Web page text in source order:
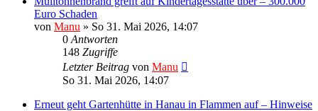
Euro Schaden
von Manu » So 31. Mai 2026, 14:07
0 Antworten
148 Zugriffe
Letzter Beitrag von Manu
So 31. Mai 2026, 14:07
Erneut geht Gartenhütte in Hanau in Flammen auf – Hinweise